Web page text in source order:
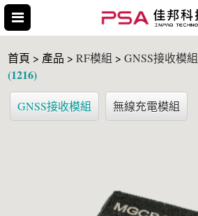
搜尋型號
首頁 > 產品 >RF模組 >GNSS接收模組
(1216)
GNSS接收模組 無線充電模組